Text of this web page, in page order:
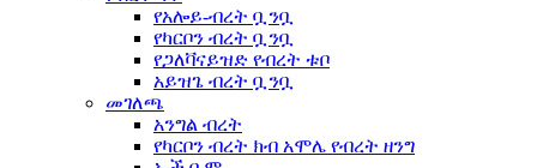
የአሎይ-ብረት ቧንቧ
የካርቦን ብረት ቧንቧ
የጋለቫናይዝድ የብረት ቱቦ
አይዝጌ ብረት ቧንቧ
መገለጫ
አንግል ብረት
የካርቦን ብረት ክብ አሞሌ የብረት ዘንግ